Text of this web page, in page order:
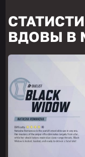
ВДОВЫ В